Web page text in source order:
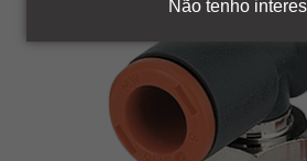
Não tenho